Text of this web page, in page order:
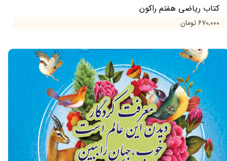
کتاب ریاضی هفتم راکون
۶۷۰,۰۰۰ تومان